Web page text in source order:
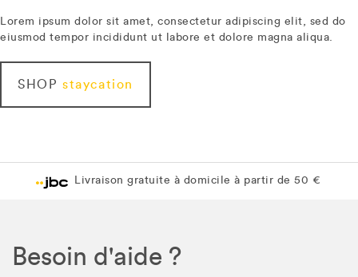
Lorem ipsum dolor sit amet, consectetur adipiscing elit, sed do
eiusmod tempor incididunt ut labore et dolore magna aliqua.
SHOP staycation
Livraison gratuite à domicile à partir de 50 €
Besoin d'aide ?